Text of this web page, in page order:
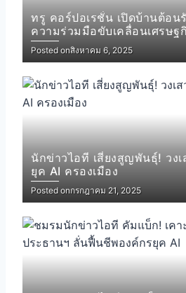
ทรู คอร์ปอเรชั่น เปิดบ้านต้อน
ความร่วมมือขับเคลื่อนเศรษฐ
Posted onสิงหาคม 6, 2025
นักข่าวไอที เสี่ยงสูญพันธุ์! วง
ยุค AI ครองเมือง
Posted onกรกฎาคม 21, 2025